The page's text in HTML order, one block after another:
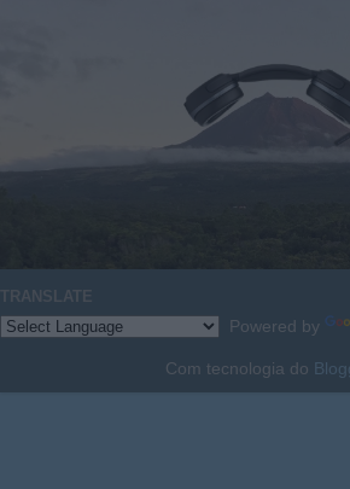
TRANSLATE
Powered by
Com tecnologia do